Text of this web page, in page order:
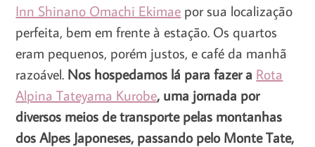
Inn Shinano Omachi Ekimae por sua localização
perfeita, bem em frente à estação. Os quartos
eram pequenos, porém justos, e café da manhã
razoável. Nos hospedamos lá para fazer a Rota
Alpina Tateyama Kurobe, uma jornada por
diversos meios de transporte pelas montanhas
dos Alpes Japoneses, passando pelo Monte Tate,